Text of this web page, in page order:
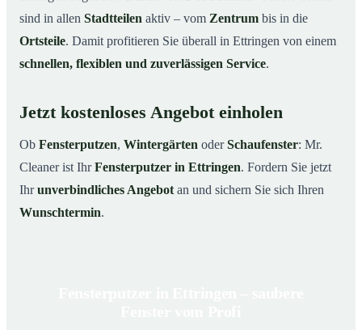
sind in allen Stadtteilen aktiv – vom Zentrum bis in die
Ortsteile. Damit profitieren Sie überall in Ettringen von einem
schnellen, flexiblen und zuverlässigen Service.
Jetzt kostenloses Angebot einholen
Ob Fensterputzen, Wintergärten oderSchaufenster: Mr.
Cleaner ist IhrFensterputzer in Ettringen. Fordern Sie jetzt
Ihrunverbindliches Angebot an und sichern Sie sich Ihren
Wunschtermin.